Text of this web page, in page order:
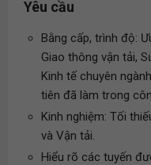
Yêu cầu
Bằng cấp, trình độ:
Giao thông vận tải,
Kinh tế chuyên
tiên đã làm trong
Kinh nghiệm: Tối
và Vận tải.
Hiểu rõ các tuyến